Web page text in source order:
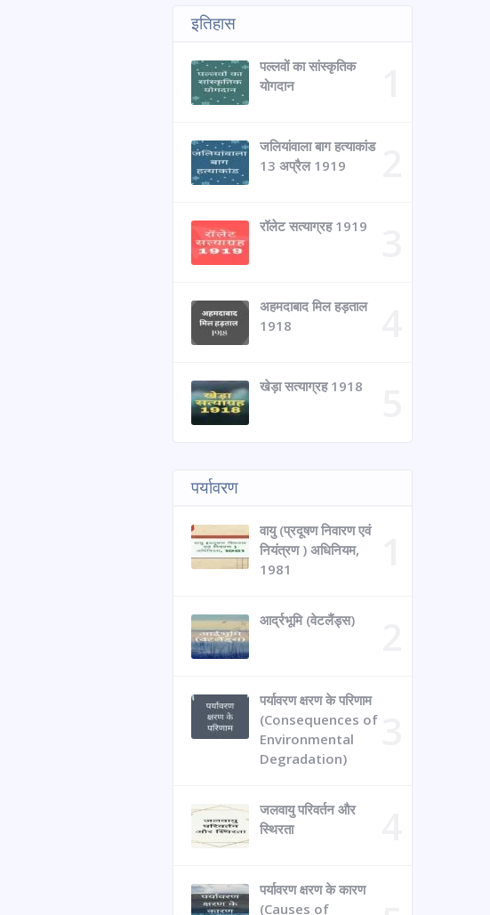
इतिहास
पल्लवों का सांस्कृतिक
योगदान
जलियांवाला बाग हत्याकांड
13 अप्रैल 1919
रॉलेट सत्याग्रह 1919
अहमदाबाद मिल हड़ताल
1918
खेड़ा सत्याग्रह 1918
पर्यावरण
वायु (प्रदूषण निवारण एवं
नियंत्रण ) अधिनियम,
1981
आर्द्रभूमि (वेटलैंड्स)
पर्यावरण क्षरण के परिणाम
(Consequences of
Environmental
Degradation)
जलवायु परिवर्तन और
स्थिरता
पर्यावरण क्षरण के कारण
(Causes of